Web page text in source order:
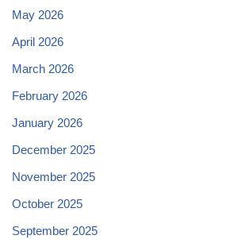
May 2026
April 2026
March 2026
February 2026
January 2026
December 2025
November 2025
October 2025
September 2025